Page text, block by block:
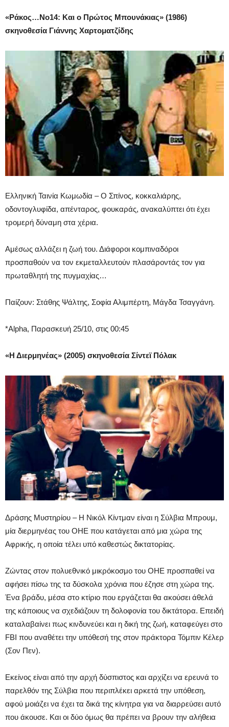
«Ράκος…Νο14: Και ο Πρώτος Μπουνάκιας» (1986)
σκηνοθεσία Γιάννης Χαρτοματζίδης
Ελληνική Ταινία Κωμωδία – Ο Σπίνος, κοκκαλιάρης,
οδοντογλυφίδα, απένταρος, φουκαράς, ανακαλύπτει ότι έχει
τρομερή δύναμη στα χέρια.
Αμέσως αλλάζει η ζωή του. Διάφοροι κομπιναδόροι
προσπαθούν να τον εκμεταλλευτούν πλασάροντάς τον για
πρωταθλητή της πυγμαχίας…
Παίζουν: Στάθης Ψάλτης, Σοφία Αλιμπέρτη, Μάγδα Τσαγγάνη.
*Alpha, Παρασκευή 25/10, στις 00:45
«Η Διερμηνέας» (2005) σκηνοθεσία Σίντεϊ Πόλακ
Δράσης Μυστηρίου – Η Νικόλ Κίντμαν είναι η Σύλβια Μπρουμ,
μία διερμηνέας του ΟΗΕ που κατάγεται από μια χώρα της
Αφρικής, η οποία τέλει υπό καθεστώς δικτατορίας.
Ζώντας στον πολυεθνικό μικρόκοσμο του ΟΗΕ προσπαθεί να
αφήσει πίσω της τα δύσκολα χρόνια που έζησε στη χώρα της.
Ένα βράδυ, μέσα στο κτίριο που εργάζεται θα ακούσει άθελά
της κάποιους να σχεδιάζουν τη δολοφονία του δικτάτορα. Επειδή
καταλαβαίνει πως κινδυνεύει και η δική της ζωή, καταφεύγει στο
FBI που αναθέτει την υπόθεσή της στον πράκτορα Τόμπιν Κέλερ
(Σον Πεν).
Εκείνος είναι από την αρχή δύσπιστος και αρχίζει να ερευνά το
παρελθόν της Σύλβια που περιπλέκει αρκετά την υπόθεση,
αφού μοιάζει να έχει τα δικά της κίνητρα για να διαρρεύσει αυτό
που άκουσε. Και οι δύο όμως θα πρέπει να βρουν την αλήθεια